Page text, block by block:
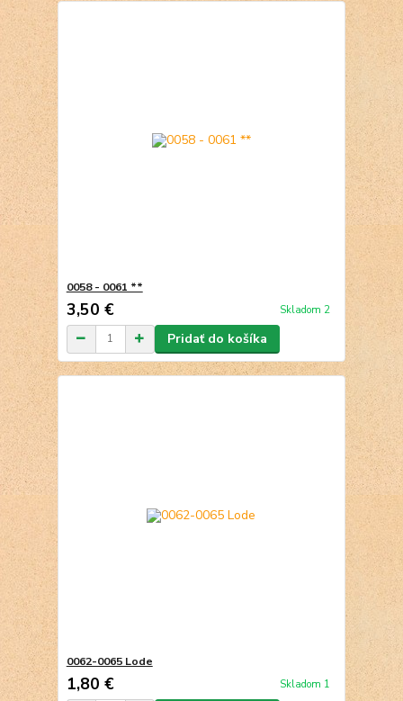
0058 - 0061 **
3,50 € Skladom 2
Pridať do košíka
0062-0065 Lode
1,80 € Skladom 1